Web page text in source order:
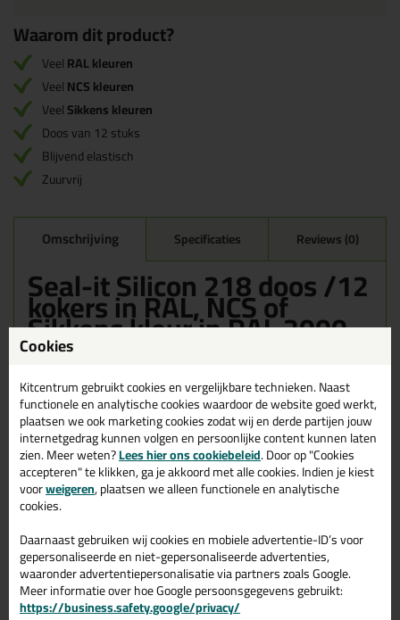
Waarom dit product?
VeelRAL kleuren
VeelNCS kleuren
VeelSikkens kleuren
Doos van 12 stuks
Blijvend elastisch
Zuurvrij
Omschrijving Specificaties Reviews (0)
Seal-it Silicon 218 doos /12
kokers in RAL, NCS of
Sikkens kleur in RAL 2000
Bestel de Seal-it Silicon 218 doos /12 kokers in RAL, NCS of
morgen in huis.
Wil je meer weten over de toepassing en kenmerken van dit
product?Lees alles over dit product >
Gerelateerde producten
Cookies
Kitcentrum gebruikt cookies en vergelijkbare technieken. Naast
functionele en analytische cookies waardoor de website goed werkt,
plaatsen we ook marketing cookies zodat wij en derde partijen jouw
internetgedrag kunnen volgen en persoonlijke content kunnen laten
zien. Meer weten?Lees hier ons cookiebeleid. Door op "Cookies
accepteren" te klikken, ga je akkoord met alle cookies. Indien je kiest
voorweigeren, plaatsen we alleen functionele en analytische
cookies.
Daarnaast gebruiken wij cookies en mobiele advertentie-ID’s voor
gepersonaliseerde en niet-gepersonaliseerde advertenties,
waaronder advertentiepersonalisatie via partners zoals Google.
Meer informatie over hoe Google persoonsgegevens gebruikt:
https://business.safety.google/privacy/